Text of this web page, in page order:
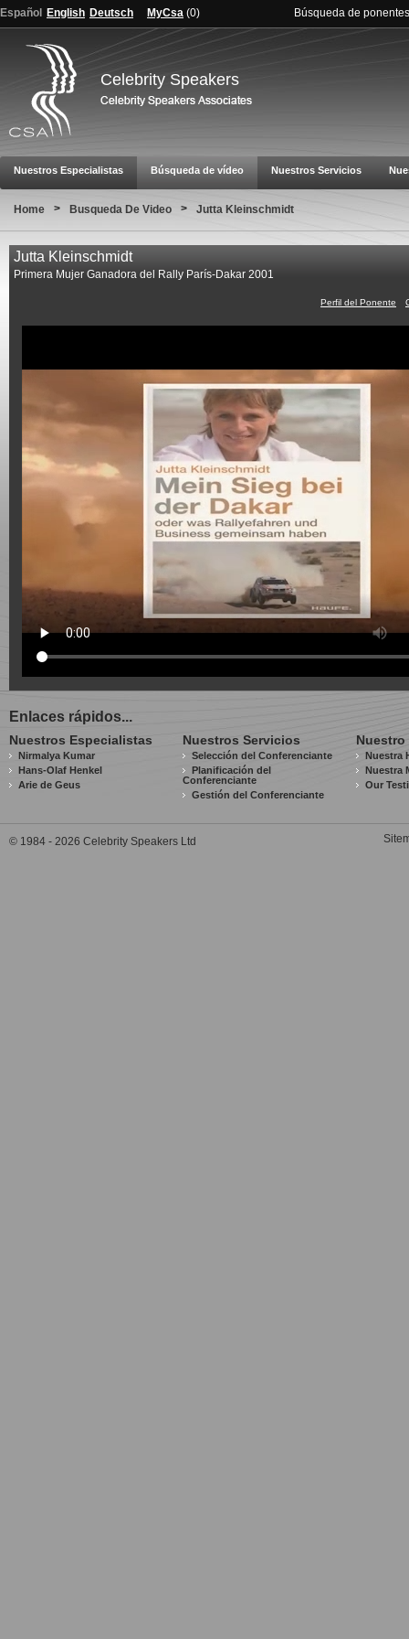
Español English Deutsch MyCsa (0) Búsqueda de ponentes
Celebrity Speakers
Nuestros Especialistas Búsqueda de vídeo Nuestros Servicios
Home > Busqueda De Video > Jutta Kleinschmidt
Jutta Kleinschmidt
Primera Mujer Ganadora del Rally París-Dakar 2001
Perfil del Ponente
Enlaces rápidos...
Nuestros Especialistas
Nirmalya Kumar
Hans-Olaf Henkel
Arie de Geus
Nuestros Servicios
Selección del Conferenciante
Planificación del
Conferenciante
Gestión del Conferenciante
Nuestra
Nuestra
Our
© 1984 - 2026 Celebrity Speakers Ltd